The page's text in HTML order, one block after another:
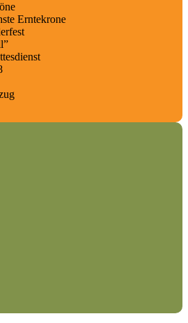
Erntekrone